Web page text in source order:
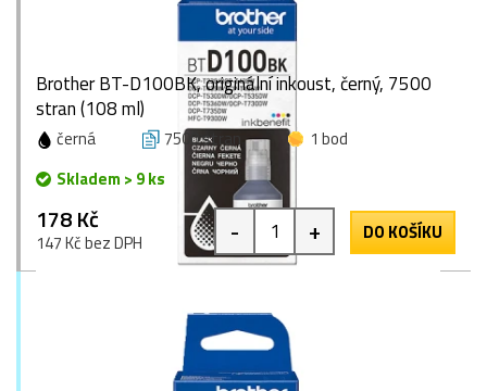
Brother BT-D100BK, originální inkoust, černý, 7500
stran (108 ml)
černá 7500 stran
1 bod
Skladem > 9 ks
178 Kč
147 Kč bez DPH - + DO KOŠÍKU